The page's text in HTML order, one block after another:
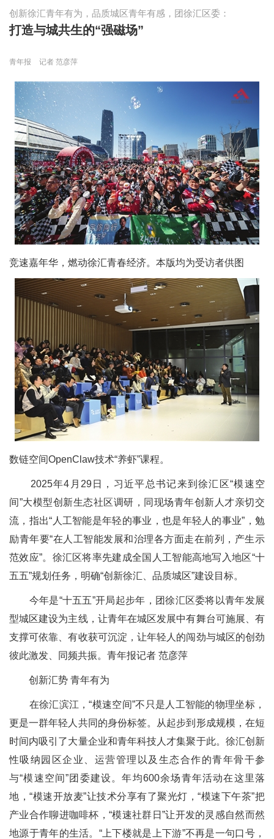
创新徐汇青年有为，品质城区青年有感，团徐汇区委：
打造与城共生的“强磁场”
青年报 记者 范彦萍
竞速嘉年华，燃动徐汇青春经济。本版均为受访者供图
数链空间OpenClaw技术“养虾”课程。
2025年4月29日，习近平总书记来到徐汇区“模速空
间”大模型创新生态社区调研，同现场青年创新人才亲切交
流，指出“人工智能是年轻的事业，也是年轻人的事业”，勉
励青年要“在人工智能发展和治理各方面走在前列，产生示
范效应”。徐汇区将率先建成全国人工智能高地写入地区“十
五五”规划任务，明确“创新徐汇、品质城区”建设目标。
今年是“十五五”开局起步年，团徐汇区委将以青年发展
型城区建设为主线，让青年在城区发展中有舞台可施展、有
支撑可依靠、有收获可沉淀，让年轻人的闯劲与城区的创劲
彼此激发、同频共振。青年报记者 范彦萍
创新汇势 青年有为
在徐汇滨江，“模速空间”不只是人工智能的物理坐标，
更是一群年轻人共同的身份标签。从起步到形成规模，在短
时间内吸引了大量企业和青年科技人才集聚于此。徐汇创新
性吸纳园区企业、运营管理以及生态合作的青年骨干参
与“模速空间”团委建设。年均600余场青年活动在这里落
地，“模速开放麦”让技术分享有了聚光灯，“模速下午茶”把
产业合作聊进咖啡杯，“模速社群日”让开发的灵感自然而然
地源于青年的生活。“上下楼就是上下游”不再是一句口号，